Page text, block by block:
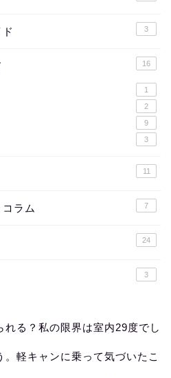
3
16
1
2
9
3
11
ラム 7
24
3
れる？私の限界は室内29度でし
。軽キャンに乗って気づいたこ